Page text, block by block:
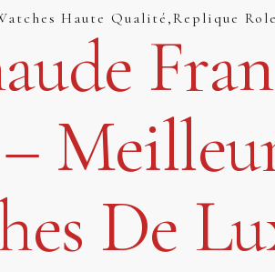
Haute Qualité,replique
De